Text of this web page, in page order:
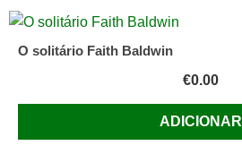
O solitário Faith Baldwin
€0.00
ADICIONAR